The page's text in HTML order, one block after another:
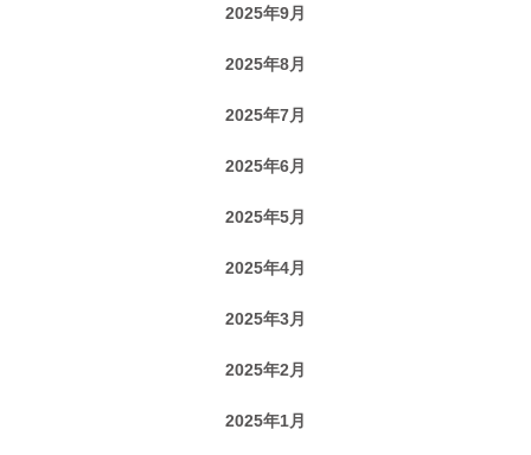
2025年9月
2025年8月
2025年7月
2025年6月
2025年5月
2025年4月
2025年3月
2025年2月
2025年1月